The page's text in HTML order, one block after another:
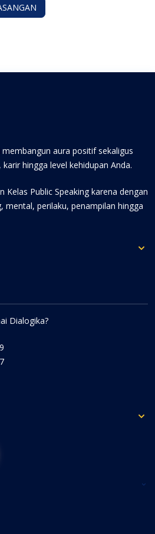
aura positif sekaligus
hingga level kehidupan Anda.
Kelas Public Speaking karena dengan
mental, perilaku, penampilan hingga
Dialogika?